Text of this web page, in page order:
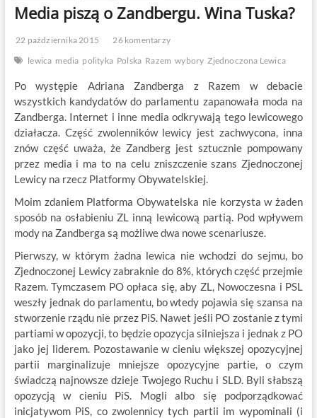
u
t
Media piszą o Zandbergu. Wina Tuska?
22 października 2015
26 komentarzy
lewica media polityka Polska Razem wybory Zjednoczona Lewica
Po występie Adriana Zandberga z Razem w debacie
wszystkich kandydatów do parlamentu zapanowała moda na
Zandberga. Internet i inne media odkrywają tego lewicowego
działacza. Część zwolenników lewicy jest zachwycona, inna
znów część uważa, że Zandberg jest sztucznie pompowany
przez media i ma to na celu zniszczenie szans Zjednoczonej
Lewicy na rzecz Platformy Obywatelskiej.
Moim zdaniem Platforma Obywatelska nie korzysta w żaden
sposób na osłabieniu ZL inną lewicową partią. Pod wpływem
mody na Zandberga są możliwe dwa nowe scenariusze.
Pierwszy, w którym żadna lewica nie wchodzi do sejmu, bo
Zjednoczonej Lewicy zabraknie do 8%, których część przejmie
Razem. Tymczasem PO opłaca się, aby ZL, Nowoczesna i PSL
weszły jednak do parlamentu, bo wtedy pojawia się szansa na
stworzenie rządu nie przez PiS. Nawet jeśli PO zostanie z tymi
partiami w opozycji, to będzie opozycja silniejsza i jednak z PO
jako jej liderem. Pozostawanie w cieniu większej opozycyjnej
partii marginalizuje mniejsze opozycyjne partie, o czym
świadczą najnowsze dzieje Twojego Ruchu i SLD. Byli słabszą
opozycją w cieniu PiS. Mogli albo się podporządkować
inicjatywom PiS, co zwolennicy tych partii im wypominali (i